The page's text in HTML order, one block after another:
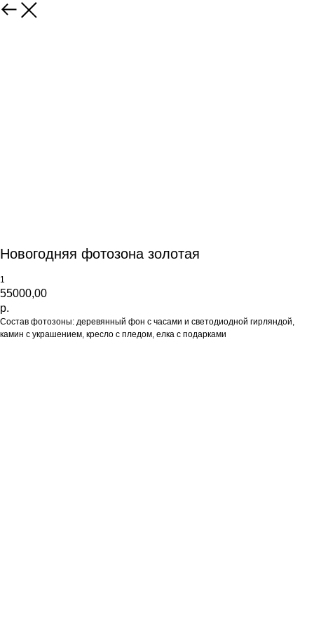
Новогодняя фотозона золотая
1
55000,00
р.
Состав фотозоны: деревянный фон с часами и светодиодной гирляндой,
камин с украшением, кресло с пледом, елка с подарками